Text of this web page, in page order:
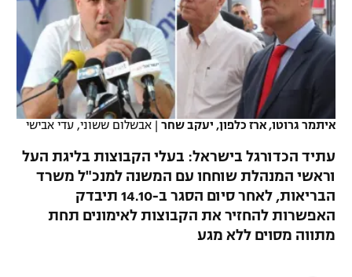
VOD
תוצאות
לוח שידורים
נבחרת ישראל
מכבי חיפה
בית"ר ירושלים
מכבי תל אביב
הפועל תל אביב
הפועל חיפה
ליגה ספרדית
ליגה איטלקית
ליגה צרפתית
ליגה טורקית
ליגה סינית
כדורסל נשים
מכבי תל אביב
הפועל חולון
הפועל ירושלים
דני אבדיה
יורוליג
יורוקאפ
טניס
כדוריד
כדורעף
שחייה
ג'ודו
אגרוף
איתמר גרוטו, ארז כלפון, יעקב שחר | אבשלום ששוני, עדי אבישי
עתיד הכדורגל בישראל: בעלי הקבוצות בליגת העל
וראשי המנהלת שוחחו עם המשנה למנכ"ל משרד
הבריאות, לאחר סיום הסגר ב-14.10 תיבדק
האפשרות להחזיר את הקבוצות לאימונים תחת
מתווה מסוים ללא מגע